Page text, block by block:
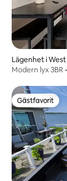
Lägenhet i
Modern lyx 3BR
Gästfavorit
Gästfavorit